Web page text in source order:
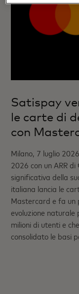
Satispay
le carte di
con
Milano, 7 luglio
2026 con un ARR
significativa della
italiana lancia le
Mastercard e fa un
evoluzione
milioni di utenti e
consolidato le basi